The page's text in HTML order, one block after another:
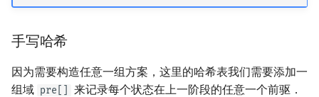
手写哈希
因为需要构造任意一组方案，这里的哈希表我们需要添加一
组域 pre[] 来记录每个状态在上一阶段的任意一个前驱．